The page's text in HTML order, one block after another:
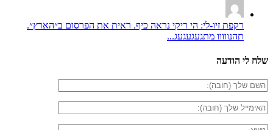
רקפת זיו-לי: הי ריקי נראה כיף. ראית את הפרסום ב״הארץ״.
תהנווווו מתגעגעגעג...
שלח לי הודעה